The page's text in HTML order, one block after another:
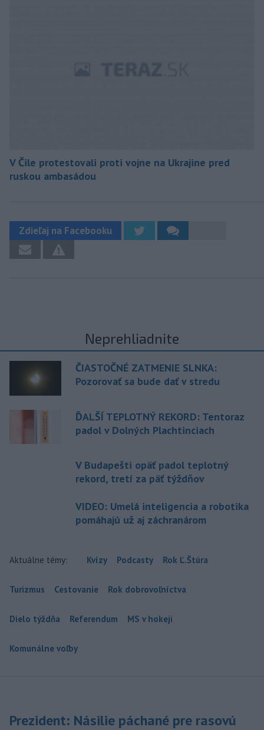
V Čile protestovali proti vojne na Ukrajine pred
ruskou ambasádou
Zdieľaj na Facebooku
Neprehliadnite
ČIASTOČNÉ ZATMENIE SLNKA:
Pozorovať sa bude dať v stredu
ĎALŠÍ TEPLOTNÝ REKORD: Tentoraz
padol v Dolných Plachtinciach
V Budapešti opäť padol teplotný
rekord, tretí za päť týždňov
VIDEO: Umelá inteligencia a robotika
pomáhajú už aj záchranárom
Aktuálne témy: Kvízy Podcasty Rok Ľ.Štúra
Turizmus Cestovanie Rok dobrovoľníctva
Dielo týždňa Referendum MS v hokeji
Komunálne voľby
Prezident: Násilie páchané pre rasovú